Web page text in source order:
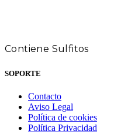
Contiene Sulfitos
SOPORTE
Contacto
Aviso Legal
Política de cookies
Política Privacidad